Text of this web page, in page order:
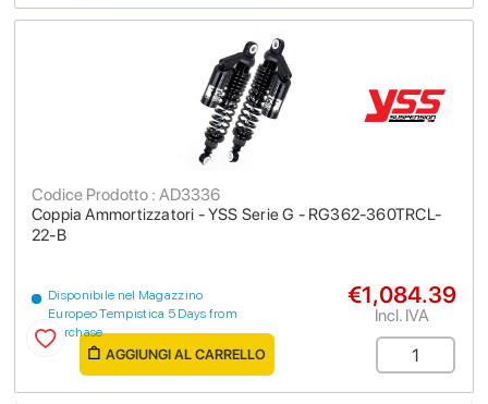
Coppia Ammortizzatori - YSS Serie G - RG362-360TRCL-
22-B
Codice Prodotto : AD3336
Disponibile nel Magazzino
Europeo Tempistica 5 Days from
purchase
€1,084.39
Incl. IVA
AGGIUNGI AL CARRELLO